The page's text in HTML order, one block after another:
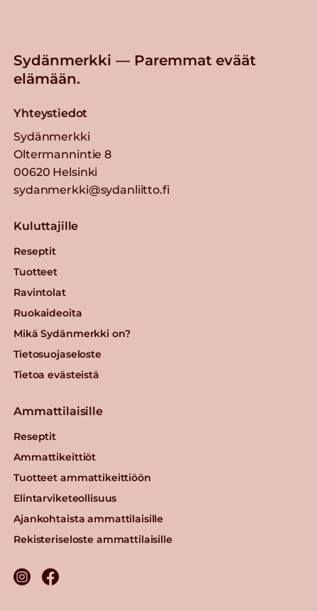
Sydänmerkki — Paremmat eväät
elämään.
Yhteystiedot
Sydänmerkki
Oltermannintie 8
00620 Helsinki
sydanmerkki@sydanliitto.fi
Kuluttajille
Reseptit
Tuotteet
Ravintolat
Ruokaideoita
Mikä Sydänmerkki on?
Tietosuojaseloste
Tietoa evästeistä
Ammattilaisille
Reseptit
Ammattikeittiöt
Tuotteet ammattikeittiöön
Elintarviketeollisuus
Ajankohtaista ammattilaisille
Rekisteriseloste ammattilaisille